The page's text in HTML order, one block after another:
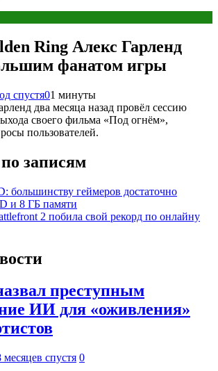
Ring Алекс Гарленд
фанатом игры
спустя01 минуты
два месяца назад провёл сессию
своего фильма «Под огнём»,
пользователей.
записям
большинству геймеров достаточно
и 8 ГБ памяти
2 побила свой рекорд по онлайну
преступным
ИИ для «оживления»
месяцев спустя 0